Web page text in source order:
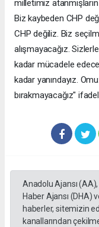
milletimiz
Biz kaybeden CHP
CHP değiliz. Biz
alışmayacağız.
kadar mücadele
kadar yanındayız.
bırakmayacağız"
Anadolu Ajansı
Haber Ajansı (DHA)
haberler, sitemizin
kanallarından